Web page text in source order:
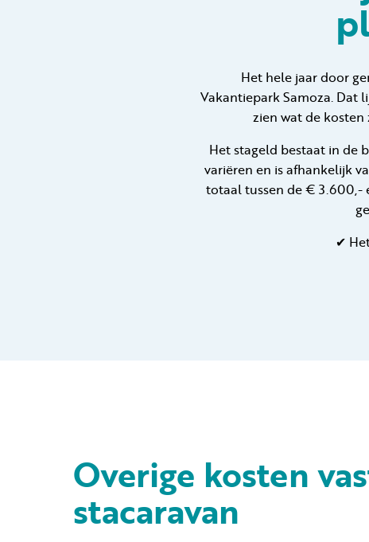
Het hele jaar door
Vakantiepark Samoza. Dat
zien wat de kosten
Het stageld bestaat in de
variëren en is afhankelijk
totaal tussen de € 3.600,-
✔
Overige kosten
stacaravan